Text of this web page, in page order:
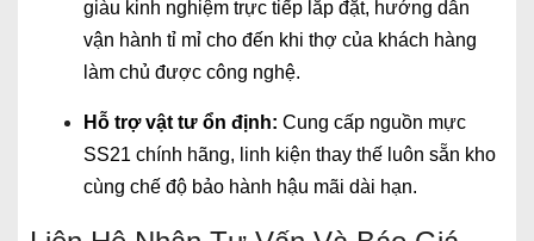
giàu kinh nghiệm trực tiếp lắp đặt, hướng dẫn
vận hành tỉ mỉ cho đến khi thợ của khách hàng
làm chủ được công nghệ.
Hỗ trợ vật tư ổn định: Cung cấp nguồn mực
SS21 chính hãng, linh kiện thay thế luôn sẵn kho
cùng chế độ bảo hành hậu mãi dài hạn.